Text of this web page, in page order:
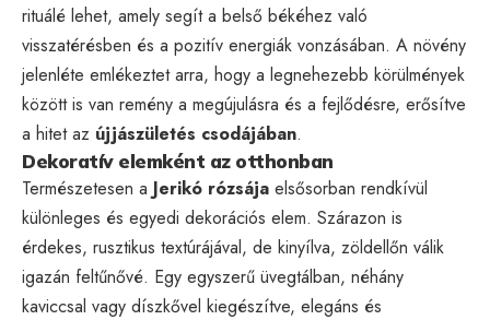
rituálé lehet, amely segít a belső békéhez való
visszatérésben és a pozitív energiák vonzásában. A növény
jelenléte emlékeztet arra, hogy a legnehezebb körülmények
között is van remény a megújulásra és a fejlődésre, erősítve
a hitet az újjászületés csodájában.
Dekoratív elemként az otthonban
Természetesen a Jerikó rózsája elsősorban rendkívül
különleges és egyedi dekorációs elem. Szárazon is
érdekes, rusztikus textúrájával, de kinyílva, zöldellőn válik
igazán feltűnővé. Egy egyszerű üvegtálban, néhány
kaviccsal vagy díszkővel kiegészítve, elegáns és